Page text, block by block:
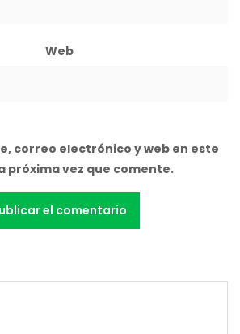
Web
correo electrónico y web en este
próxima vez que comente.